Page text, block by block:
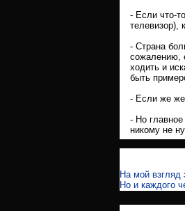
- Если что-
телевизор),
- Страна
сожалению,
ходить и
быть
- Если же
- Но
никому не
На мой взгляд
Но и каждого